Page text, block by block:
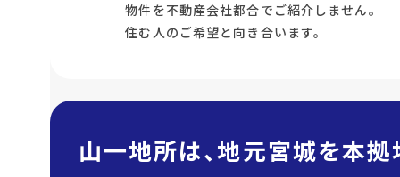
物件を不動産会社都合でご紹介しません。
住む人のご希望と向き合います。
山一地所は、地元宮城を本拠